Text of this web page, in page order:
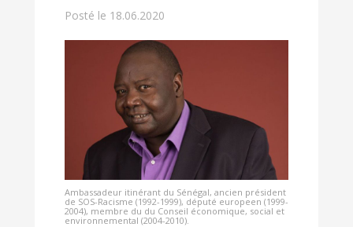
Posté le 18.06.2020
Ambassadeur itinérant du Sénégal, ancien président
de SOS-Racisme (1992-1999), député europeen (1999-
2004), membre du du Conseil économique, social et
environnemental (2004-2010).